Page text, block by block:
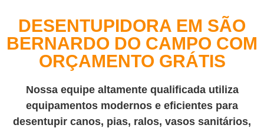
DESENTUPIDORA EM SÃO
BERNARDO DO CAMPO COM
ORÇAMENTO GRÁTIS
Nossa equipe altamente qualificada utiliza
equipamentos modernos e eficientes para
desentupir canos, pias, ralos, vasos sanitários,